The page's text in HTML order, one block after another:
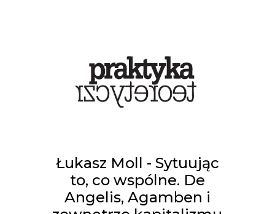
Łukasz Moll - Sytuując
to, co wspólne. De
Angelis, Agamben i